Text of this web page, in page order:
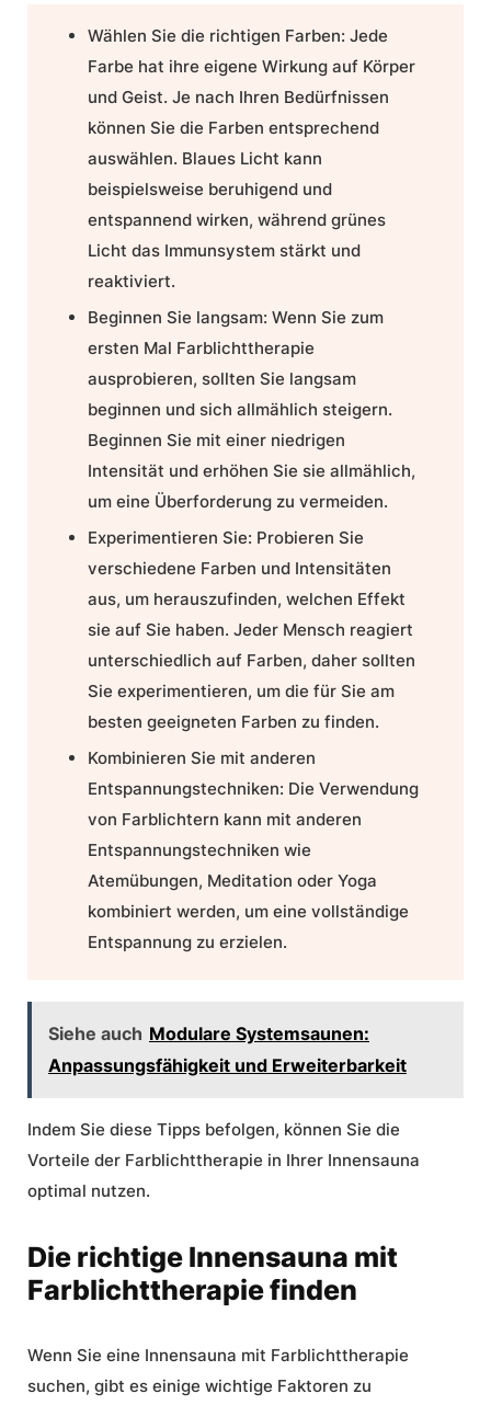
Wählen Sie die richtigen Farben: Jede
Farbe hat ihre eigene Wirkung auf Körper
und Geist. Je nach Ihren Bedürfnissen
können Sie die Farben entsprechend
auswählen. Blaues Licht kann
beispielsweise beruhigend und
entspannend wirken, während grünes
Licht das Immunsystem stärkt und
reaktiviert.
Beginnen Sie langsam: Wenn Sie zum
ersten Mal Farblichttherapie
ausprobieren, sollten Sie langsam
beginnen und sich allmählich steigern.
Beginnen Sie mit einer niedrigen
Intensität und erhöhen Sie sie allmählich,
um eine Überforderung zu vermeiden.
Experimentieren Sie: Probieren Sie
verschiedene Farben und Intensitäten
aus, um herauszufinden, welchen Effekt
sie auf Sie haben. Jeder Mensch reagiert
unterschiedlich auf Farben, daher sollten
Sie experimentieren, um die für Sie am
besten geeigneten Farben zu finden.
Kombinieren Sie mit anderen
Entspannungstechniken: Die Verwendung
von Farblichtern kann mit anderen
Entspannungstechniken wie
Atemübungen, Meditation oder Yoga
kombiniert werden, um eine vollständige
Entspannung zu erzielen.
Siehe auch Modulare Systemsaunen:
Anpassungsfähigkeit und Erweiterbarkeit
Indem Sie diese Tipps befolgen, können Sie die
Vorteile der Farblichttherapie in Ihrer Innensauna
optimal nutzen.
Die richtige Innensauna mit
Farblichttherapie finden
Wenn Sie eine Innensauna mit Farblichttherapie
suchen, gibt es einige wichtige Faktoren zu